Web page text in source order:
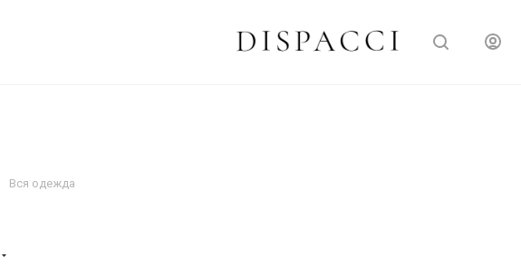
Вся одежда